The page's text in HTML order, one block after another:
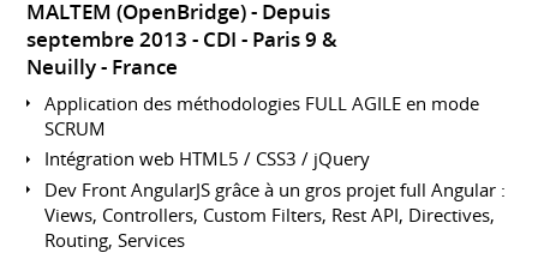
MALTEM (OpenBridge)
Depuis
septembre 2013 CDI
Paris 9 &
Neuilly
France
Application des méthodologies FULL AGILE en mode
SCRUM
Intégration web HTML5 / CSS3 / jQuery
Dev Front AngularJS grâce à un gros projet full Angular :
Views, Controllers, Custom Filters, Rest API, Directives,
Routing, Services